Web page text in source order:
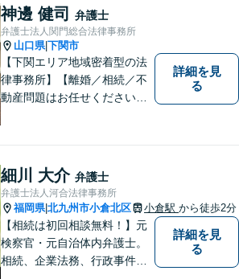
相談は年間150件以上【子連
れ相談可】【休日・夜間対
応】
神邊 健司 弁護士
弁護士法人関門総合法律事務所
山口県|下関市
【下関エリア地域密着型の法
律事務所】【離婚／相続／不
動産問題はお任せください】
相談ください。お一人おひと
りの声を大切にし、適切な解
決方法をご提案いたします。
詳細を見
る
細川 大介 弁護士
弁護士法人河合法律事務所
福岡県|北九州市小倉北区 小倉駅 から徒歩2分
【相続は初回相談無料！】元
検察官・元自治体内弁護士。
相続、企業法務、行政事件、
詳細を見
る